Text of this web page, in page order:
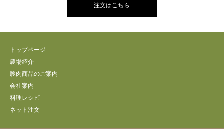
注文はこちら
トップページ
農場紹介
豚肉商品のご案内
会社案内
料理レシピ
ネット注文